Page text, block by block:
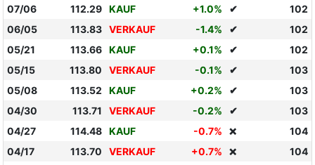
07/06
112.29 KAUF +1.0% ✔
102
06/05
113.83 VERKAUF -1.4% ✔
102
05/21
113.66 KAUF +0.1% ✔
102
05/15
113.80 VERKAUF -0.1% ✔
103
05/08
113.52 KAUF +0.2% ✔
103
04/30
113.71 VERKAUF -0.2% ✔
103
04/27
114.48 KAUF -0.7% ❌
104
04/17
113.70 VERKAUF +0.7% ❌
104